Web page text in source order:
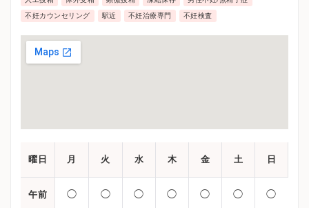
不妊カウンセリング 駅近 不妊治療専門 不妊検査
曜日 月 火 水 木 金 土 日
午前 ◯ ◯ ◯ ◯ ◯ ◯ ◯